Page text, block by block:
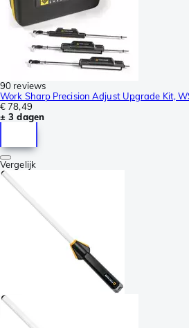
90 reviews
Work Sharp Precision Adjust Upgrade Kit,
€ 78,49
± 3 dagen
Vergelijk